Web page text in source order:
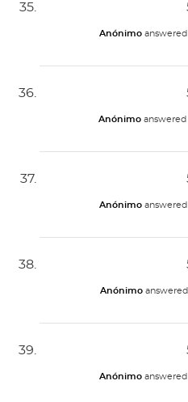
Anónimoanswered
Anónimo answered
Anónimoanswered
Anónimo
Anónimoanswered